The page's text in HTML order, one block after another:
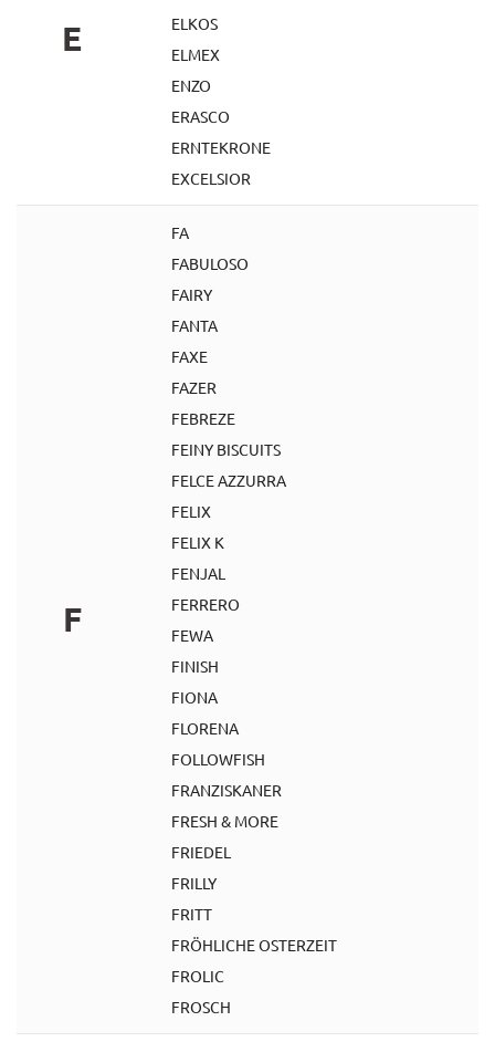
E
ELKOS
ELMEX
ENZO
ERASCO
ERNTEKRONE
EXCELSIOR
F
FA
FABULOSO
FAIRY
FANTA
FAXE
FAZER
FEBREZE
FEINY BISCUITS
FELCE AZZURRA
FELIX
FELIX K
FENJAL
FERRERO
FEWA
FINISH
FIONA
FLORENA
FOLLOWFISH
FRANZISKANER
FRESH & MORE
FRIEDEL
FRILLY
FRITT
FRÖHLICHE OSTERZEIT
FROLIC
FROSCH